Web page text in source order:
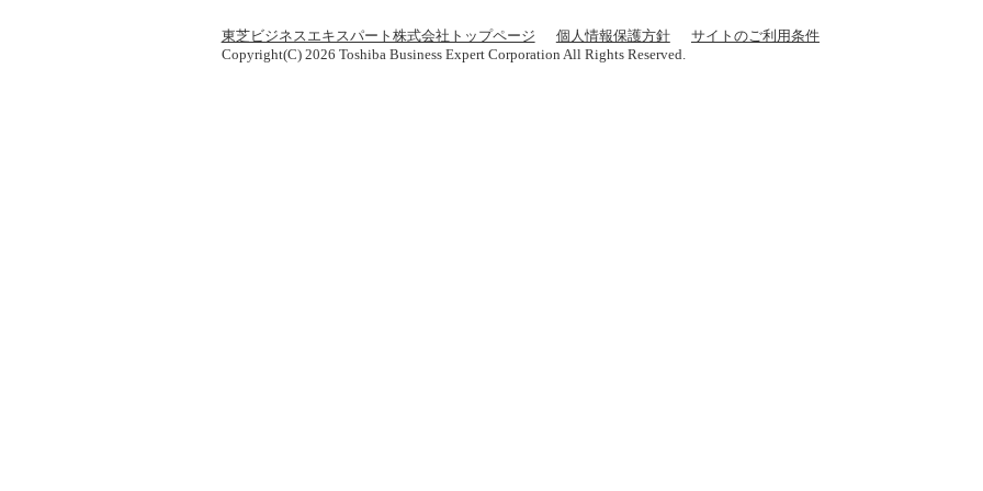
東芝ビジネスエキスパート株式会社トップページ 個人情報保護方針
サイトのご利用条件
Copyright(C) 2026 Toshiba Business Expert Corporation All Rights Reserved.